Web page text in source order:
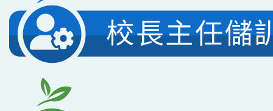
校長主任儲